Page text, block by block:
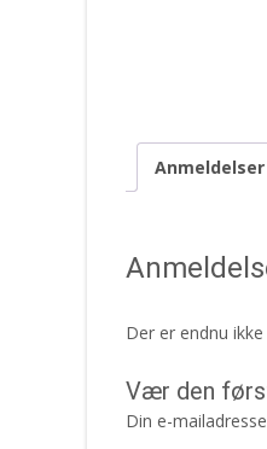
Anmeldelser
Der er endnu
Vær den
Din e-